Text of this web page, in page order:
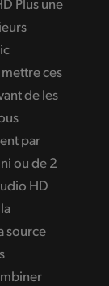
Plus une
ces
de les
par
ou de 2
HD
source